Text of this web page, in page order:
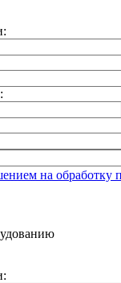
на обработку